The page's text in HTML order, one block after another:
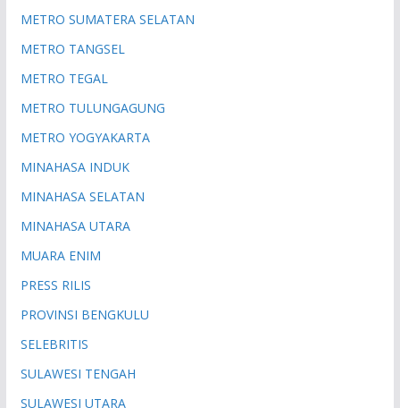
METRO SUMATERA SELATAN
METRO TANGSEL
METRO TEGAL
METRO TULUNGAGUNG
METRO YOGYAKARTA
MINAHASA INDUK
MINAHASA SELATAN
MINAHASA UTARA
MUARA ENIM
PRESS RILIS
PROVINSI BENGKULU
SELEBRITIS
SULAWESI TENGAH
SULAWESI UTARA